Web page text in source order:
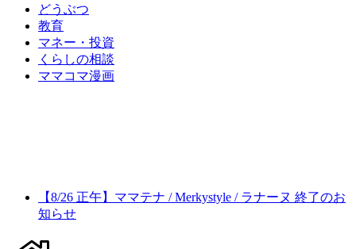
どうぶつ
教育
マネー・投資
くらしの相談
ママコマ漫画
【8/26 正午】ママテナ / Merkystyle / ラナーヌ 終了のお
知らせ